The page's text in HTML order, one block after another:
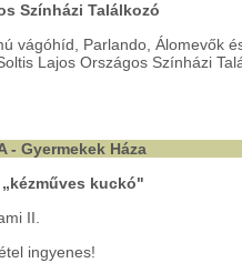
Színházi Találkozó
vágóhíd, Parlando, Álomevők
Lajos Országos Színházi
- Gyermekek Háza
„kézműves kuckó"
II.
ingyenes!